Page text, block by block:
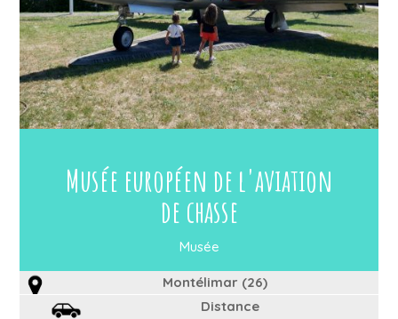
Musée européen de l'aviation
de chasse
Musée
Montélimar (26)
Distance